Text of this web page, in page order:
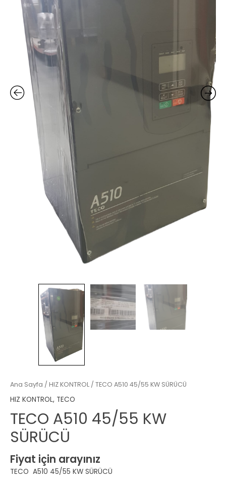
Ana Sayfa / HIZ KONTROL / TECO A510 45/55 KW SÜRÜCÜ
HIZ KONTROL, TECO
TECO A510 45/55 KW
SÜRÜCÜ
Fiyat için arayınız
TECO A510 45/55 KW SÜRÜCÜ